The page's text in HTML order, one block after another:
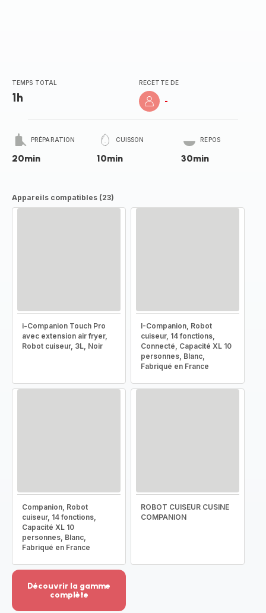
TEMPS TOTAL
1h
RECETTE DE
-
PRÉPARATION
20min
CUISSON
10min
REPOS
30min
Appareils compatibles (23)
i-Companion Touch Pro
avec extension air fryer,
Robot cuiseur, 3L, Noir
I-Companion, Robot
cuiseur, 14 fonctions,
Connecté, Capacité XL 10
personnes, Blanc,
Fabriqué en France
Companion, Robot
cuiseur, 14 fonctions,
Capacité XL 10
personnes, Blanc,
Fabriqué en France
ROBOT CUISEUR CUSINE
COMPANION
Découvrir la gamme
complète